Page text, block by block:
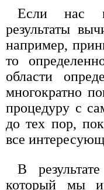
Если нас
результаты
например,
то
области
многократно
процедуру с
до тех пор,
все
В
который мы